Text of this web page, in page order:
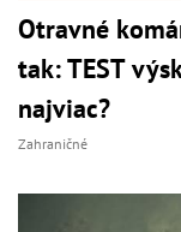
Otravné
tak: TEST
najviac?
Zahraničné